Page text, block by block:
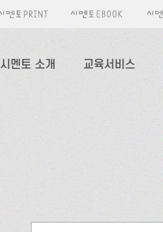
시멘토 소개 교육서비스